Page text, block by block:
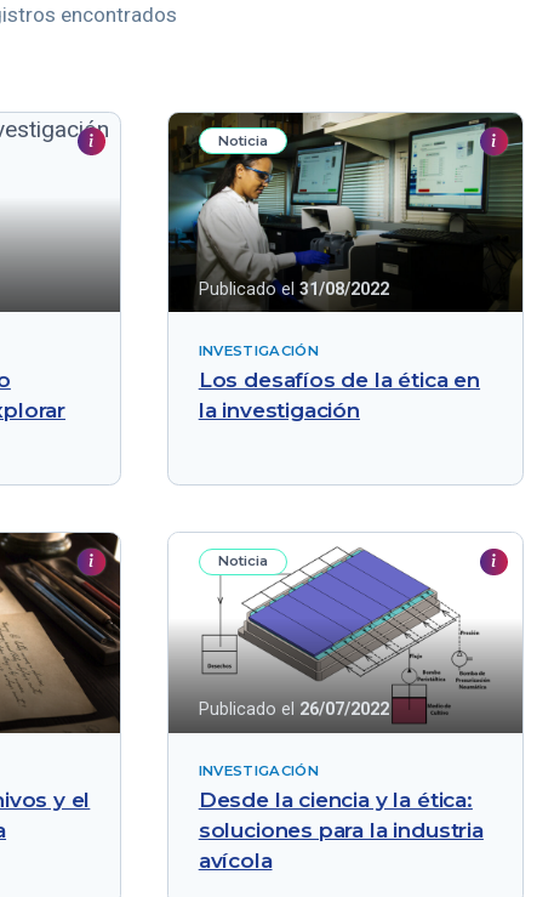
encontrados
Noticia
Publicado el 31/08/2022
INVESTIGACIÓN
Los desafíos de la ética en
la investigación
y el
Noticia
Publicado el 26/07/2022
INVESTIGACIÓN
Desde la ciencia y la ética:
soluciones para la industria
avícola